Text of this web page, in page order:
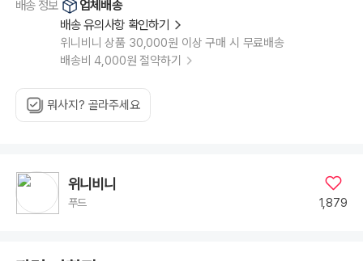
배송 정보
업체배송
배송 유의사항 확인하기
위니비니 상품 30,000원 이상 구매 시 무료배송
배송비 4,000원 절약하기
뭐사지? 골라주세요
위니비니
푸드 1,879